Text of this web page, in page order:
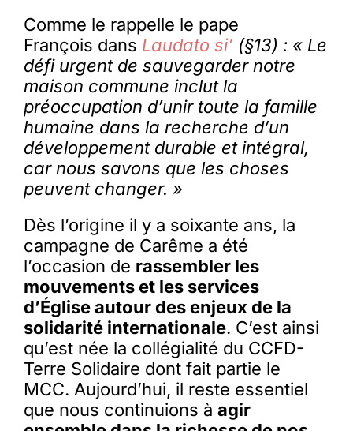
Comme le rappelle le pape
François dans Laudato si’(§13) : « Le
défi urgent de sauvegarder notre
maison commune inclut la
préoccupation d’unir toute la famille
humaine dans la recherche d’un
développement durable et intégral,
car nous savons que les choses
peuvent changer. »
Dès l’origine il y a soixante ans, la
campagne de Carême a été
l’occasion de rassembler les
mouvements et les services
d’Église autour des enjeux de la
solidarité internationale. C’est ainsi
qu’est née la collégialité du CCFD-
Terre Solidaire dont fait partie le
MCC. Aujourd’hui, il reste essentiel
que nous continuions à agir